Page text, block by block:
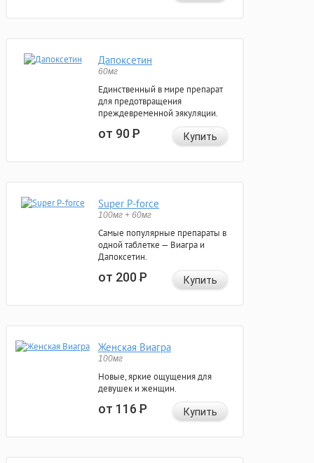
Дапоксетин
60мг
Единственный в мире препарат
для предотвращения
преждевременной эякуляции.
от 90Р Купить
Super P-force
100мг + 60мг
Самые популярные препараты в
одной таблетке — Виагра и
Дапоксетин.
от 200Р Купить
Женская Виагра
100мг
Новые, яркие ощущения для
девушек и женщин.
от 116Р Купить